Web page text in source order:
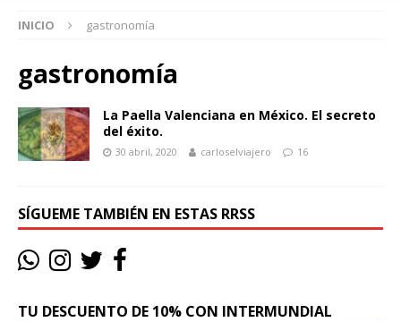
INICIO gastronomía
gastronomía
La Paella Valenciana en México. El secreto
del éxito.
30 abril, 2020 carloselviajero 16
SÍGUEME TAMBIÉN EN ESTAS RRSS
TU DESCUENTO DE 10% CON INTERMUNDIAL